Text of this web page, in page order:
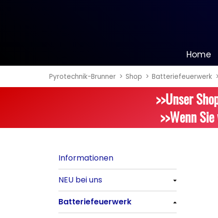
Home
Alle anzeigen
Alle anzeigen
Pyrotechnik-Brunner Shop Batteriefeuerwerk
>>Unser
>>Wenn
Informationen
NEU bei uns
Alle anzeigen
Batteriefeuerwerk